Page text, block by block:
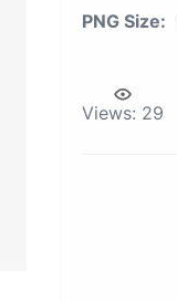
PNG Size:
Views: 29